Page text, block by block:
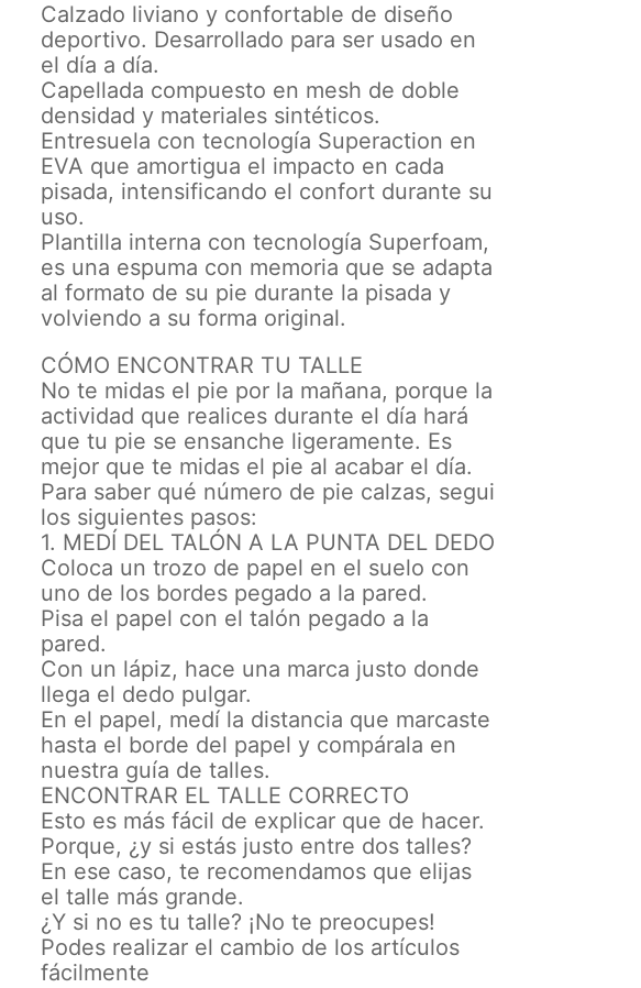
Calzado liviano y confortable de diseño
deportivo. Desarrollado para ser usado en
el día a día.
Capellada compuesto en mesh de doble
densidad y materiales sintéticos.
Entresuela con tecnología Superaction en
EVA que amortigua el impacto en cada
pisada, intensificando el confort durante su
uso.
Plantilla interna con tecnología Superfoam,
es una espuma con memoria que se adapta
al formato de su pie durante la pisada y
volviendo a su forma original.
CÓMO ENCONTRAR TU TALLE
No te midas el pie por la mañana, porque la
actividad que realices durante el día hará
que tu pie se ensanche ligeramente. Es
mejor que te midas el pie al acabar el día.
Para saber qué número de pie calzas, segui
los siguientes pasos:
1. MEDÍ DEL TALÓN A LA PUNTA DEL DEDO
Coloca un trozo de papel en el suelo con
uno de los bordes pegado a la pared.
Pisa el papel con el talón pegado a la
pared.
Con un lápiz, hace una marca justo donde
llega el dedo pulgar.
En el papel, medí la distancia que marcaste
hasta el borde del papel y compárala en
nuestra guía de talles.
ENCONTRAR EL TALLE CORRECTO
Esto es más fácil de explicar que de hacer.
Porque, ¿y si estás justo entre dos talles?
En ese caso, te recomendamos que elijas
el talle más grande.
¿Y si no es tu talle? ¡No te preocupes!
Podes realizar el cambio de los artículos
fácilmente